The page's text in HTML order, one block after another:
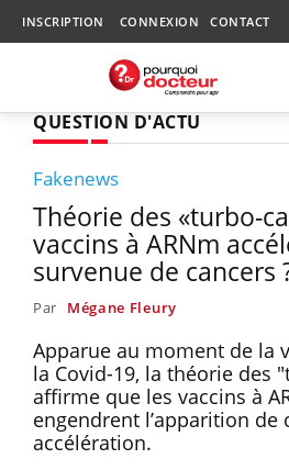
INSCRIPTION CONNEXION CONTACT
QUESTION D'ACTU
Fakenews
Théorie des «turbo-
vaccins à ARNm
survenue de cancers
Par Mégane Fleury
Apparue au moment de la
la Covid-19, la théorie des
affirme que les vaccins à
engendrent l’apparition de
accélération.